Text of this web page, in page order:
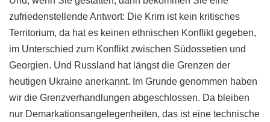
zufriedenstellende Antwort: Die Krim ist kein kritisches
Territorium, da hat es keinen ethnischen Konflikt gegeben,
im Unterschied zum Konflikt zwischen Südossetien und
Georgien. Und Russland hat längst die Grenzen der
heutigen Ukraine anerkannt. Im Grunde genommen haben
wir die Grenzverhandlungen abgeschlossen. Da bleiben
nur Demarkationsangelegenheiten, das ist eine technische